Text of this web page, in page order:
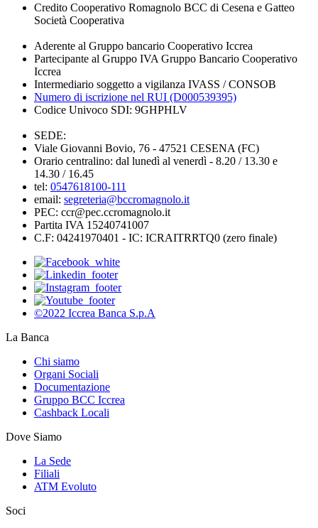
Credito Cooperativo Romagnolo BCC di Cesena e Gatteo
Società Cooperativa
Aderente al Gruppo bancario Cooperativo Iccrea
Partecipante al Gruppo IVA Gruppo Bancario Cooperativo
Iccrea
Intermediario soggetto a vigilanza IVASS / CONSOB
Numero di iscrizione nel RUI (D000539395)
Codice Univoco SDI: 9GHPHLV
SEDE:
Viale Giovanni Bovio, 76 - 47521 CESENA (FC)
Orario centralino: dal lunedì al venerdì - 8.20 / 13.30 e
14.30 / 16.45
tel: 0547618100-111
email: segreteria@bccromagnolo.it
PEC: ccr@pec.ccromagnolo.it
Partita IVA 15240741007
C.F: 04241970401 - IC: ICRAITRRTQ0 (zero finale)
©2022 Iccrea Banca S.p.A
La Banca
Chi siamo
Organi Sociali
Documentazione
Gruppo BCC Iccrea
Cashback Locali
Dove Siamo
La Sede
Filiali
ATM Evoluto
Soci